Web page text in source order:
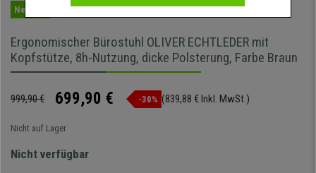
Neuheit
Ergonomischer Bürostuhl OLIVER ECHTLEDER mit
Kopfstütze, 8h-Nutzung, dicke Polsterung, Farbe Braun
999,90 € 699,90 € -30% (839,88 € Inkl. MwSt.)
Nicht auf Lager
Nicht verfügbar